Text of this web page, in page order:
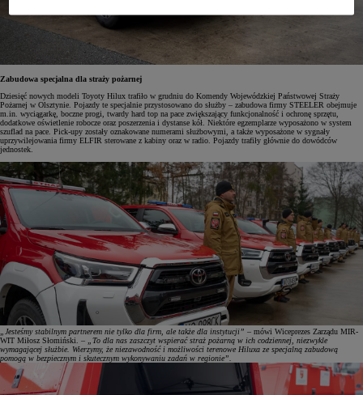
Zabudowa specjalna dla straży pożarnej
Dziesięć nowych modeli Toyoty Hilux trafiło w grudniu do Komendy Wojewódzkiej Państwowej Straży
Pożarnej w Olsztynie. Pojazdy te specjalnie przystosowano do służby – zabudowa firmy STEELER obejmuje
m.in. wyciągarkę, boczne progi, twardy hard top na pace zwiększający funkcjonalność i ochronę sprzętu,
dodatkowe oświetlenie robocze oraz poszerzenia i dystanse kół. Niektóre egzemplarze wyposażono w system
szuflad na pace. Pick-upy zostały oznakowane numerami służbowymi, a także wyposażone w sygnały
uprzywilejowania firmy ELFIR sterowane z kabiny oraz w radio. Pojazdy trafiły głównie do dowódców
jednostek.
„Jesteśmy stabilnym partnerem nie tylko dla firm, ale także dla instytucji” – mówi Wiceprezes Zarządu MIR-
WIT Miłosz Słomiński. –
„To dla nas zaszczyt wspierać straż pożarną w ich codziennej, niezwykle
wymagającej służbie. Wierzymy, że niezawodność i możliwości terenowe Hiluxa ze specjalną zabudową
pomogą w bezpiecznym i skutecznym wykonywaniu zadań w regionie”.